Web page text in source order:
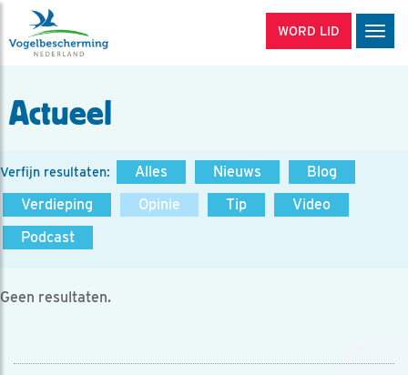
WORD LID
Actueel
Verfijn resultaten: Alles Nieuws
Blog
Verdieping
Opinie Tip
Video
Podcast
Geen resultaten.